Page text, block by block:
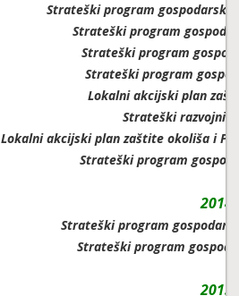
Strateški program
Strateški program
Strateški program
Strateški program
Lokalni akcijski plan
Strateški razvojni
Lokalni akcijski plan zaštite okoliša i
Strateški program
Strateški program
Strateški program